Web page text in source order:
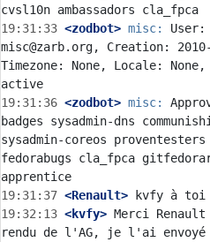
19:31:33 <zodbot> misc:
User:
misc@zarb.org, Creation:
Timezone: None, Locale:
19:31:36 <zodbot> misc:
badges sysadmin-dns
sysadmin-coreos
fedorabugs cla_fpca
19:31:37 <Renault>
19:32:13 <kvfy> Merci